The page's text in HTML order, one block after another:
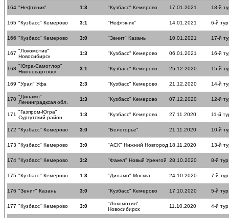
164 "Нефтяник" 1:3 "Кузбасс" Кемерово 17.01.2021 18-й
165 "Кузбасс" Кемерово 3:1 "Нефтяник" 14.01.2021 6-й тур
166 "Кузбасс" Кемерово 3:0 "Зенит" Казань 10.01.2021 17-й
167 "Локомотив"
Новосибирск
1:3 "Кузбасс" Кемерово 06.01.2021 16-й
168 "Югра-Самотлор"
Нижневартовск
3:1 "Кузбасс" Кемерово 25.12.2020 15-й
169 "Урал" Уфа 2:3 "Кузбасс" Кемерово 21.12.2020 14-й
170 "Динамо"
Ленинградксая обл.
1:3 "Кузбасс" Кемерово 07.12.2020 12-й
171 "Газпром-Югра"
Сургутский район
1:3 "Кузбасс" Кемерово 27.11.2020 11-й
172 "Кузбасс" Кемерово 3:0 "Белогорье" 21.11.2020 10-й
173 "Кузбасс" Кемерово 3:0 "АСК" Нижний Новгород 18.11.2020 13-й
174 "Кузбасс" Кемерово 3:2 "Факел" Новый Уренгой 28.10.2020 8-й тур
175 "Кузбасс" Кемерово 1:3 "Динамо" Москва 24.10.2020 7-й тур
176 "Зенит" Казань 3:0 "Кузбасс" Кемерово 17.10.2020 5-й тур
177 "Кузбасс" Кемерово 3:0
"Локомотив"
Новосибирск
11.10.2020 4-й тур